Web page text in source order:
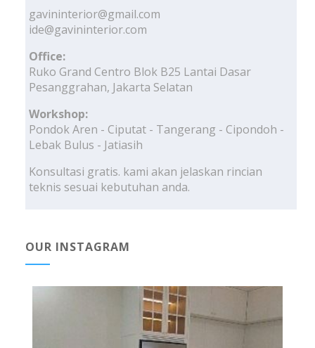
gavininterior@gmail.com
ide@gavininterior.com
Office:
Ruko Grand Centro Blok B25 Lantai Dasar
Pesanggrahan, Jakarta Selatan
Workshop:
Pondok Aren - Ciputat - Tangerang - Cipondoh -
Lebak Bulus - Jatiasih
Konsultasi gratis. kami akan jelaskan rincian
teknis sesuai kebutuhan anda.
OUR INSTAGRAM